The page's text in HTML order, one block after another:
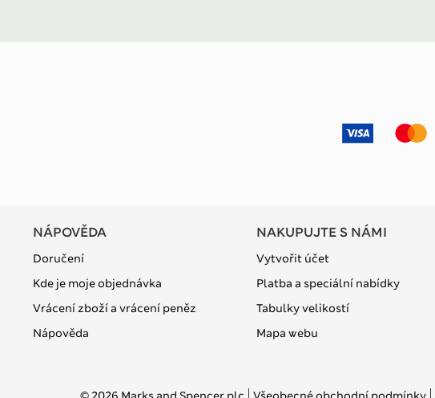
NÁPOVĚDA
Doručení
Kde je moje objednávka
Vrácení zboží a vrácení peněz
Nápověda
NAKUPUJTE S NÁMI
Vytvořit účet
Platba a speciální nabídky
Tabulky velikostí
Mapa webu